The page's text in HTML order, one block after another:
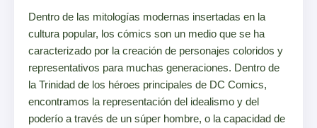
Dentro de las mitologías modernas insertadas en la
cultura popular, los cómics son un medio que se ha
caracterizado por la creación de personajes coloridos y
representativos para muchas generaciones. Dentro de
la Trinidad de los héroes principales de DC Comics,
encontramos la representación del idealismo y del
poderío a través de un súper hombre, o la capacidad de